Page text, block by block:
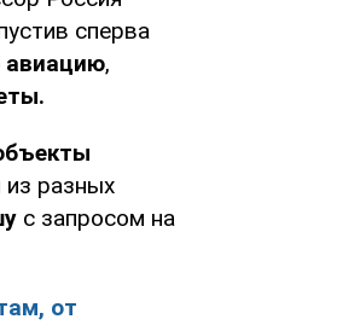
сперва
авиацию,
разных
с запросом на
от